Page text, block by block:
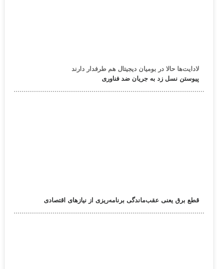
لادایت‌ها حالا در بومیان دیجیتال هم طرفدار دارند
پیوستن نسل زد به جریان ضد فناوری
قطع برق یعنی عقب‌ماندگی برنامه‌ریزی از نیازهای اقتصادی